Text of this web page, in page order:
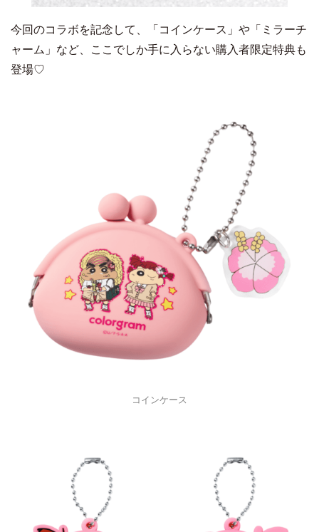
今回のコラボを記念して、「コインケース」や「ミラーチ
ャーム」など、ここでしか手に入らない購入者限定特典も
登場♡
コインケース